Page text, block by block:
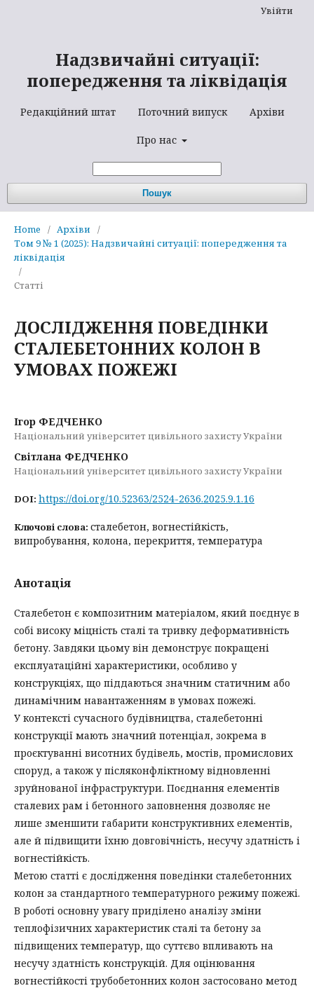
Надзвичайні ситуації:
попередження та ліквідація
Редакційний штат Поточний випуск Архіви
Про нас
Пошук
Увійти
Home / Архіви
/
Том 9 № 1 (2025): Надзвичайні ситуації: попередження та
ліквідація
/
Статті
ДОСЛІДЖЕННЯ ПОВЕДІНКИ
СТАЛЕБЕТОННИХ КОЛОН В
УМОВАХ ПОЖЕЖІ
Ігор ФЕДЧЕНКО
Національний університет цивільного захисту України
Світлана ФЕДЧЕНКО
Національний університет цивільного захисту України
DOI: https://doi.org/10.52363/2524-2636.2025.9.1.16
Ключові слова: сталебетон, вогнестійкість,
випробування, колона, перекриття, температура
Анотація
Сталебетон є композитним матеріалом, який поєднує в
собі високу міцність сталі та тривку деформативність
бетону. Завдяки цьому він демонструє покращені
експлуатаційні характеристики, особливо у
конструкціях, що піддаються значним статичним або
динамічним навантаженням в умовах пожежі.
У контексті сучасного будівництва, сталебетонні
конструкції мають значний потенціал, зокрема в
проєктуванні висотних будівель, мостів, промислових
споруд, а також у післяконфліктному відновленні
зруйнованої інфраструктури. Поєднання елементів
сталевих рам і бетонного заповнення дозволяє не
лише зменшити габарити конструктивних елементів,
але й підвищити їхню довговічність, несучу здатність і
вогнестійкість.
Метою статті є дослідження поведінки сталебетонних
колон за стандартного температурного режиму пожежі.
В роботі основну увагу приділено аналізу зміни
теплофізичних характеристик сталі та бетону за
підвищених температур, що суттєво впливають на
несучу здатність конструкцій. Для оцінювання
вогнестійкості трубобетонних колон застосовано метод